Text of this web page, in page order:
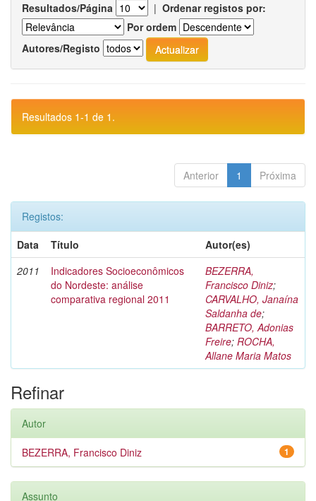
Resultados/Página | Ordenar registos por:
Por ordem
Autores/Registo
Resultados 1-1 de 1.
Anterior 1 Próxima
Registos:
Data
Título
Autor(es)
2011
Indicadores Socioeconômicos
do Nordeste: análise
comparativa regional 2011
BEZERRA,
Francisco Diniz;
CARVALHO, Janaína
Saldanha de;
BARRETO, Adonias
Freire; ROCHA,
Allane Maria Matos
Refinar
Autor
1
BEZERRA, Francisco Diniz
Assunto